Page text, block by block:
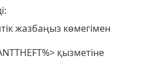
жазбаңыз көмегімен
қызметіне